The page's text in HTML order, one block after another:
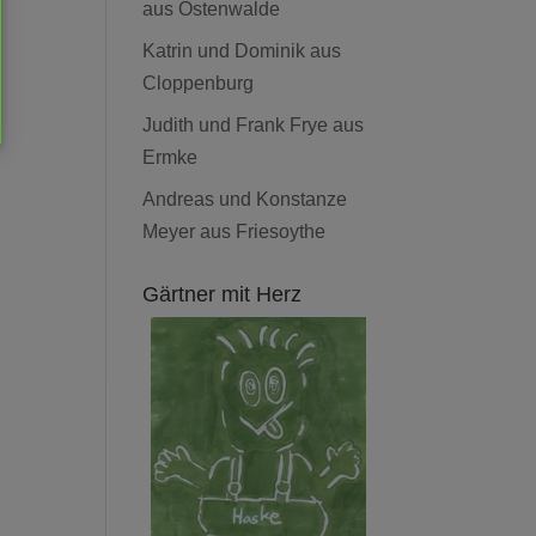
aus Ostenwalde
Katrin und Dominik aus
Cloppenburg
Judith und Frank Frye aus
Ermke
Andreas und Konstanze
Meyer aus Friesoythe
Gärtner mit Herz